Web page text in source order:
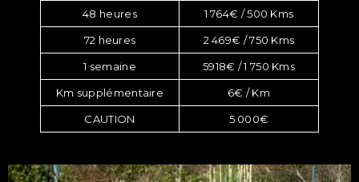
48 heures 1 764€ / 500 Kms
72 heures 2 469€ / 750 Kms
1 semaine 5918€ / 1 750 Kms
Km supplémentaire 6€ / Km
CAUTION 5 000€